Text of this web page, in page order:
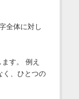
全体に対し
す。 例え
く、ひとつの